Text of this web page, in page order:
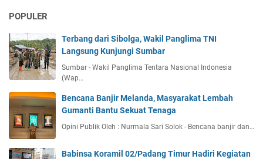
POPULER
Terbang dari Sibolga, Wakil Panglima TNI
Langsung Kunjungi Sumbar
Sumbar - Wakil Panglima Tentara Nasional Indonesia
(Wap…
Bencana Banjir Melanda, Masyarakat Lembah
Gumanti Bantu Sekuat Tenaga
Opini Publik Oleh : Nurmala Sari Solok - Bencana banjir dan…
Babinsa Koramil 02/Padang Timur Hadiri Kegiatan